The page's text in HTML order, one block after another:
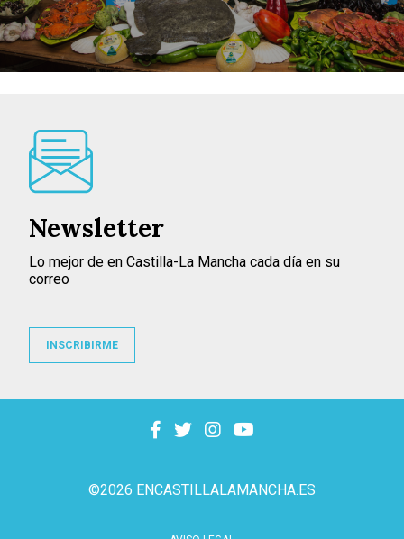
©2026 ENCASTILLALAMANCHA.ES
Newsletter
Lo mejor de en Castilla-La Mancha cada día en su
correo
INSCRIBIRME